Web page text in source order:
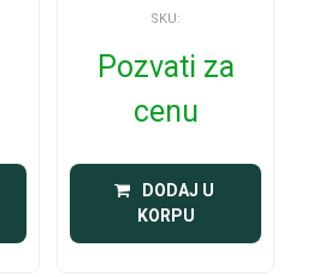
SKU:
Pozvati za
cenu
DODAJ U
KORPU